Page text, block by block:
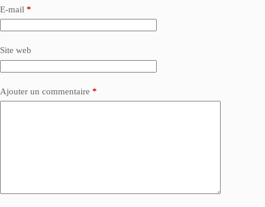
E-mail *
Site web
Ajouter un commentaire *